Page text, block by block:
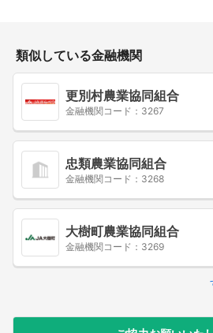
類似している金融機関
更別村農業協同組合
金融機関コード：3267
忠類農業協同組合
金融機関コード：3268
大樹町農業協同組合
金融機関コード：3269